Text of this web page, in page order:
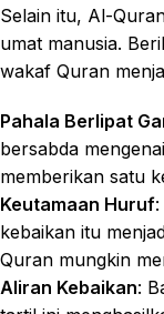
Selain itu, Al-
umat manusia.
wakaf Quran
Pahala Berlipat
bersabda
memberikan satu
Keutamaan Huruf
kebaikan itu
Quran mungkin
Aliran Kebaikan: